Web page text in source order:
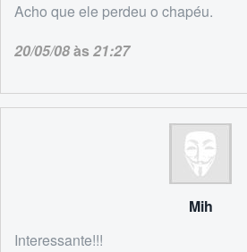
Acho que ele perdeu o chapéu.
20/05/08às21:27
Mih
Interessante!!!